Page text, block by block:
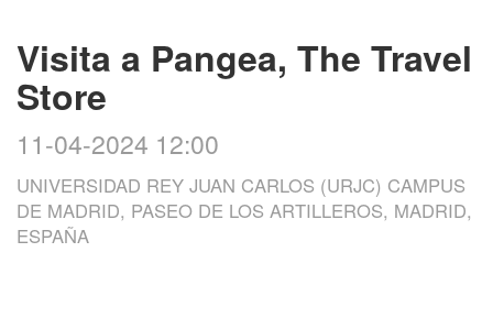
Visita a Pangea, The Travel
Store
11-04-2024 12:00
UNIVERSIDAD REY JUAN CARLOS (URJC) CAMPUS
DE MADRID, PASEO DE LOS ARTILLEROS, MADRID,
ESPAÑA